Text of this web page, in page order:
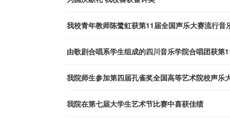
我校青年教师陈鹭虹获第11届全国声乐大赛流行音
由歌剧合唱系学生组成的四川音乐学院合唱团获第
我院师生参加第四届孔雀奖全国高等艺术院校声乐
我院在第七届大学生艺术节比赛中喜获佳绩